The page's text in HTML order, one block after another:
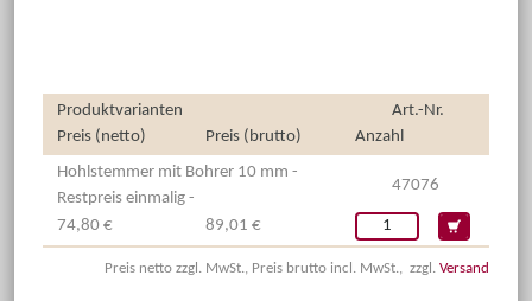
Produktvarianten
Art.-Nr.
Preis (netto)
Preis (brutto)
Anzahl
Hohlstemmer mit Bohrer 10 mm -
Restpreis einmalig -
47076
74,80 € 89,01 €
Preis netto zzgl. MwSt., Preis brutto incl. MwSt., zzgl. Versand